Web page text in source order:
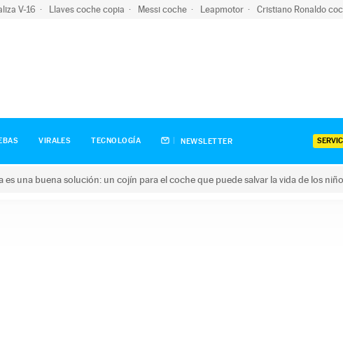
V-16 Llaves coche copia Messi coche Leapmotor Cristiano Ronaldo
VIRALES TECNOLOGÍA NEWSLETTER
es una buena solución: un cojín para el coche que puede salvar la vida de los